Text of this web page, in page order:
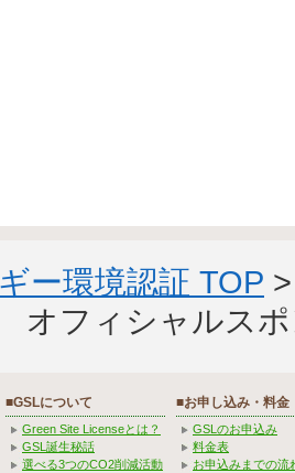
ー環境認証 TOP
オフィシャルスポ
■GSLについて
Green Site Licenseとは？
GSL誕生秘話
選べる3つのCO2削減活動
■お申し込み・料金
GSLのお申込み
料金表
お申込みまでの流